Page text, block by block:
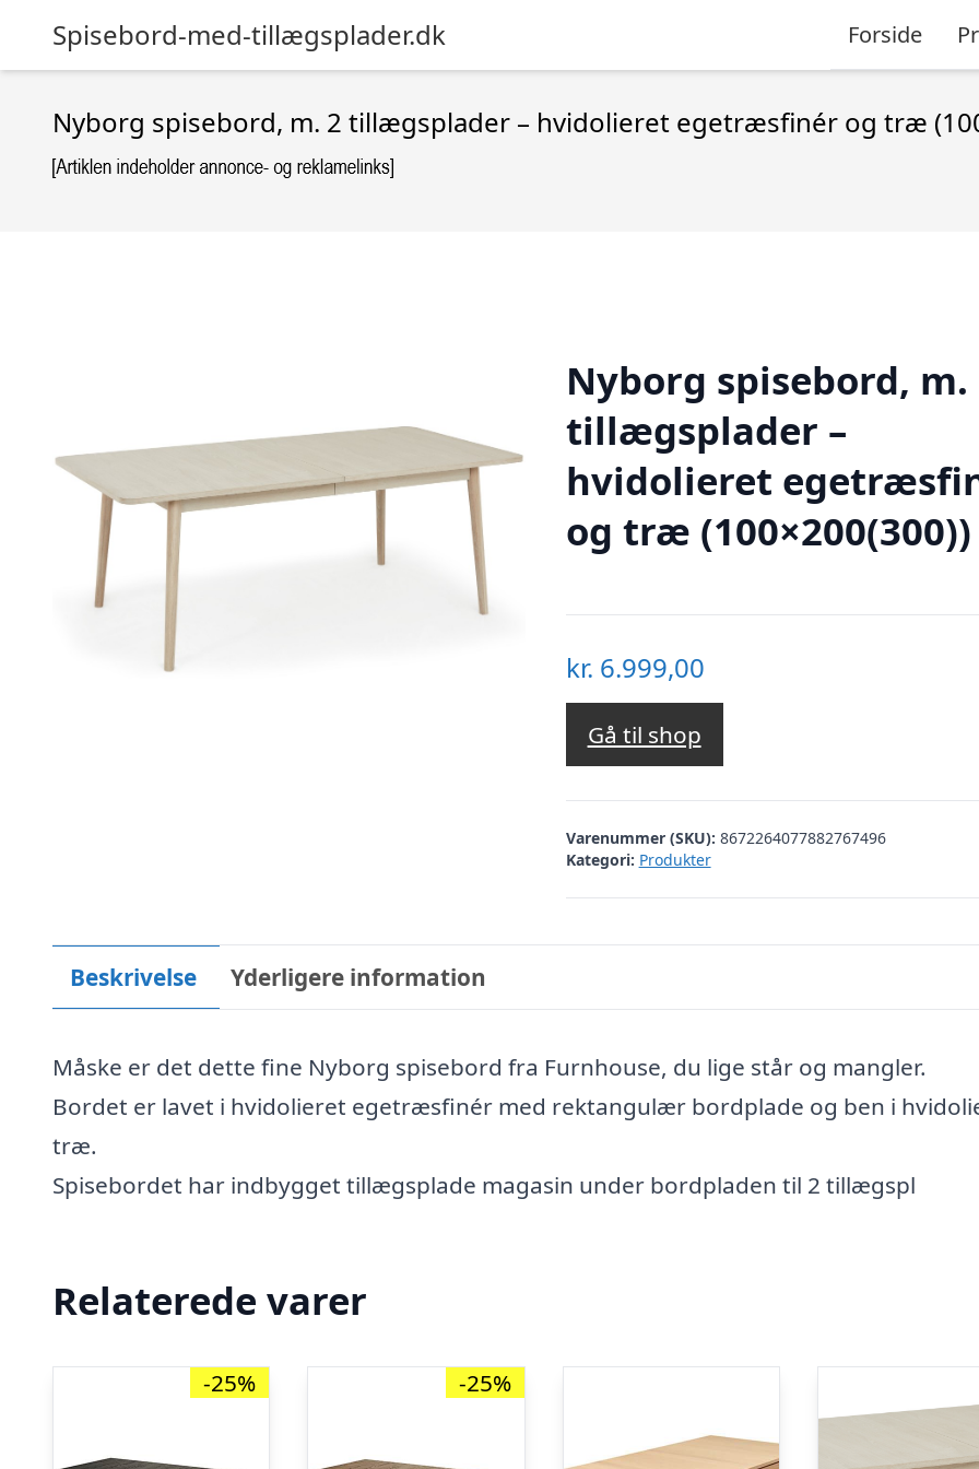
Spisebord-med-tillægsplader.dk Forside
Nyborg spisebord, m. 2 tillægsplader – hvidolieret egetræsfinér og træ
Nyborg spisebord, m.
tillægsplader –
hvidolieret
og træ (100×200(300))
kr. 6.999,00
Gå til shop
Varenummer (SKU): 8672264077882767496
Kategori: Produkter
Beskrivelse Yderligere information
Måske er det dette fine Nyborg spisebord fra Furnhouse, du lige står og mangler.
Bordet er lavet i hvidolieret egetræsfinér med rektangulær bordplade og ben i
træ.
Spisebordet har indbygget tillægsplade magasin under bordpladen til 2 tillægspl
Relaterede varer
-25% -25%